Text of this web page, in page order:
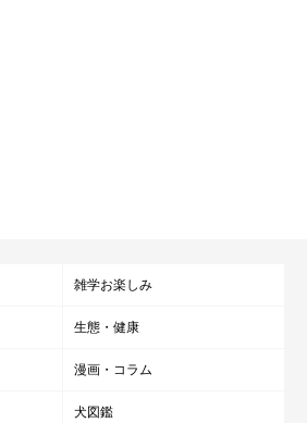
雑学お楽しみ
生態・健康
漫画・コラム
犬図鑑